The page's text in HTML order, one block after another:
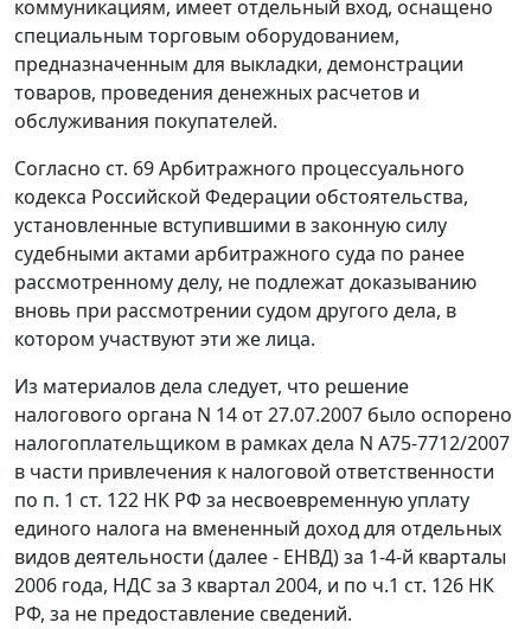
коммуникациям, имеет отдельный вход, оснащено
специальным торговым оборудованием,
предназначенным для выкладки, демонстрации
товаров, проведения денежных расчетов и
обслуживания покупателей.
Согласно ст. 69Арбитражного процессуального
кодекса Российской Федерации обстоятельства,
установленные вступившими в законную силу
судебными актами арбитражного суда по ранее
рассмотренному делу, не подлежат доказыванию
вновь при рассмотрении судом другого дела, в
котором участвуют эти же лица.
Из материалов дела следует, что решение
налогового органа N 14 от 27.07.2007 было оспорено
налогоплательщиком в рамках дела N А75-7712/2007
в части привлечения к налоговой ответственности
по п. 1 ст. 122 НК РФ за несвоевременную уплату
единого налога на вмененный доход для отдельных
видов деятельности (далее - ЕНВД) за 1-4-й кварталы
2006 года, НДС за 3 квартал 2004, и по ч.1 ст. 126 НК
РФ, за не предоставление сведений.